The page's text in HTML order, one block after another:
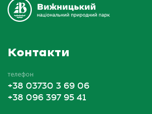
Контакти
телефон
+38 03730 3 69 06
+38 096 397 95 41